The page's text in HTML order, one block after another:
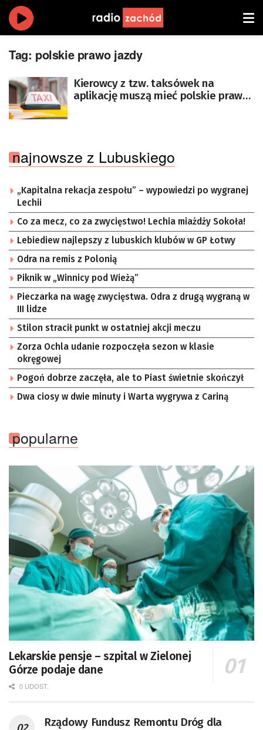
Tag: polskie prawo jazdy
Kierowcy z tzw. taksówek na
aplikację muszą mieć polskie prawo
najnowsze z Lubuskiego
„Kapitalna rekacja zespołu” – wypowiedzi po wygranej
Lechii
Co za mecz, co za zwycięstwo! Lechia miażdży Sokoła!
Lebiediew najlepszy z lubuskich klubów w GP Łotwy
Odra na remis z Polonią
Piknik w „Winnicy pod Wieżą”
Pieczarka na wagę zwycięstwa. Odra z drugą wygraną w
III lidze
Stilon stracił punkt w ostatniej akcji meczu
Zorza Ochla udanie rozpoczęła sezon w klasie
okręgowej
Pogoń dobrze zaczęła, ale to Piast świetnie skończył
Dwa ciosy w dwie minuty i Warta wygrywa z Cariną
popularne
Lekarskie pensje – szpital w Zielonej
Górze podaje dane
0 UDOST.
Rządowy Fundusz Remontu Dróg dla